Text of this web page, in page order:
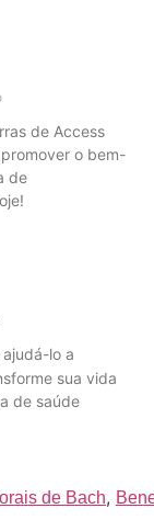
de Access
o bem-
de
lo a
sua vida
de saúde
de Bach,